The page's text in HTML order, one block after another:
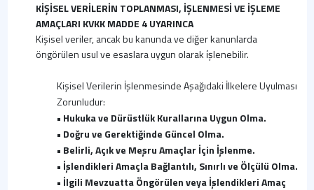
KİŞİSEL VERİLERİN TOPLANMASI, İŞLENMESİ VE İŞLEME
AMAÇLARI KVKK MADDE 4 UYARINCA
Kişisel veriler, ancak bu kanunda ve diğer kanunlarda
öngörülen usul ve esaslara uygun olarak i̇şlenebilir.
Kişisel Verilerin İşlenmesinde Aşağıdaki İlkelere Uyulması
Zorunludur:
• Hukuka ve Dürüstlük Kurallarına Uygun Olma.
• Doğru ve Gerektiğinde Güncel Olma.
• Belirli, Açık ve Meşru Amaçlar İçin İşlenme.
• İşlendikleri Amaçla Bağlantılı, Sınırlı ve Ölçülü Olma.
• İlgili Mevzuatta Öngörülen veya İşlendikleri Amaç